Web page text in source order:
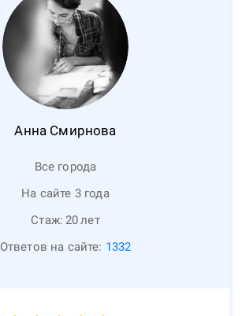
Анна Смирнова
Все города
На сайте 3 года
Стаж: 20лет
Ответов на сайте: 1332